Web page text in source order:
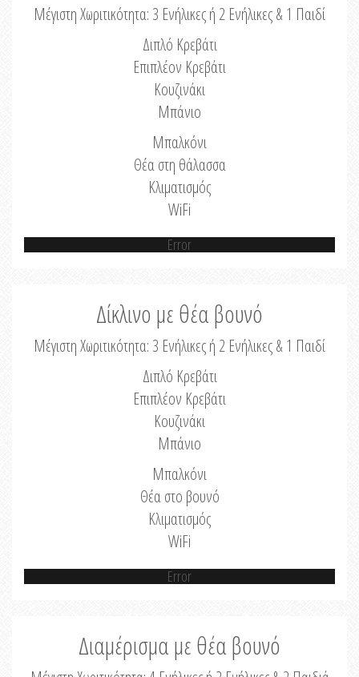
Μέγιστη Χωριτικότητα: 3 Ενήλικες ή 2 Ενήλικες & 1 Παιδί
Διπλό Κρεβάτι
Επιπλέον Κρεβάτι
Κουζινάκι
Μπάνιο
Μπαλκόνι
Θέα στη θάλασσα
Κλιματισμός
WiFi
Error
Δίκλινο με θέα βουνό
Μέγιστη Χωριτικότητα: 3 Ενήλικες ή 2 Ενήλικες & 1 Παιδί
Διπλό Κρεβάτι
Επιπλέον Κρεβάτι
Κουζινάκι
Μπάνιο
Μπαλκόνι
Θέα στο βουνό
Κλιματισμός
WiFi
Error
Διαμέρισμα με θέα βουνό